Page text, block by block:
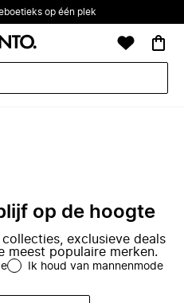
op één plek
op de hoogte
exclusieve deals
meest populaire merken.
Ik houd van mannenmode